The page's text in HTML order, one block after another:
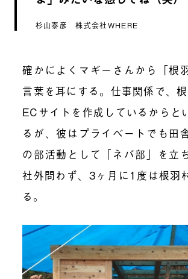
杉山泰彦 株式会社WHERE
確かによくマギーさんから「根
言葉を耳にする。仕事関係で、
ECサイトを作成しているからと
るが、彼はプライベートでも田
の部活動として「ネバ部」を立
社外問わず、3ヶ月に1度は根羽
る。